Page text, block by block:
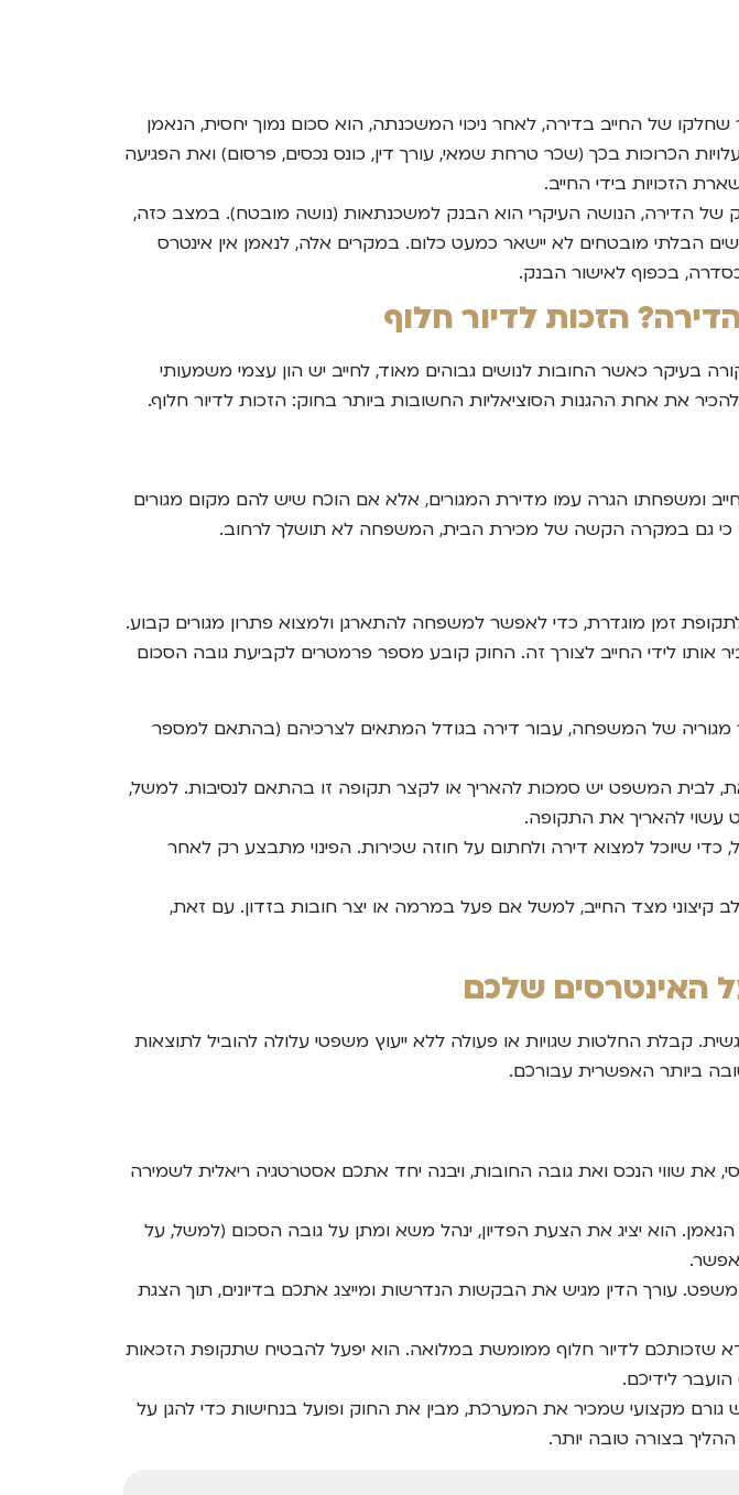
של החייב בדירה, לאחר ניכוי המשכנתה, הוא סכום נמוך יחסית, הנאמן
הכרוכות בכך (שכר טרחת שמאי, עורך דין, כונס נכסים, פרסום) ואת הפגיעה
הזכויות בידי החייב.
הדירה, הנושה העיקרי הוא הבנק למשכנתאות (נושה מובטח). במצב כזה,
הבלתי מובטחים לא יישאר כמעט כלום. במקרים אלה, לנאמן אין אינטרס
בכפוף לאישור הבנק.
הזכות לדיור חלוף
בעיקר כאשר החובות לנושים גבוהים מאוד, לחייב יש הון עצמי משמעותי
את אחת ההגנות הסוציאליות החשובות ביותר בחוק: הזכות לדיור חלוף.
חייב ומשפחתו הגרה עמו מדירת המגורים, אלא אם הוכח שיש להם מקום מגורים
כי גם במקרה הקשה של מכירת הבית, המשפחה לא תושלך לרחוב.
זמן מוגדרת, כדי לאפשר למשפחה להתארגן ולמצוא פתרון מגורים קבוע.
לידי החייב לצורך זה. החוק קובע מספר פרמטרים לקביעת גובה הסכום
של המשפחה, עבור דירה בגודל המתאים לצרכיהם (בהתאם למספר
מחדל. עם זאת, לבית המשפט יש סמכות להאריך או לקצר תקופה זו בהתאם לנסיבות. למשל,
עשוי להאריך את התקופה.
כדי שיוכל למצוא דירה ולחתום על חוזה שכירות. הפינוי מתבצע רק לאחר
קיצוני מצד החייב, למשל אם פעל במרמה או יצר חובות בזדון. עם זאת,
האינטרסים שלכם
קבלת החלטות שגויות או פעולה ללא ייעוץ משפטי עלולה להוביל לתוצאות
ביותר האפשרית עבורכם.
את שווי הנכס ואת גובה החובות, ויבנה יחד אתכם אסטרטגיה ריאלית לשמירה
הוא יציג את הצעת הפדיון, ינהל משא ומתן על גובה הסכום (למשל, על
עורך הדין מגיש את הבקשות הנדרשות ומייצג אתכם בדיונים, תוך הצגת
שזכותכם לדיור חלוף ממומשת במלואה. הוא יפעל להבטיח שתקופת הזכאות
הועבר לידיכם.
גורם מקצועי שמכיר את המערכת, מבין את החוק ופועל בנחישות כדי להגן על
בצורה טובה יותר.